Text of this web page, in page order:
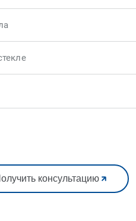
консультацию